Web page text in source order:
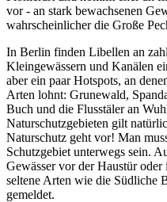
vor - an stark bewachsenen
wahrscheinlicher die Große
In Berlin finden Libellen an
Kleingewässern und Kanälen
aber ein paar Hotspots, an
Arten lohnt: Grunewald,
Buch und die Flusstäler an
Naturschutzgebieten gilt
Naturschutz geht vor! Man
Schutzgebiet unterwegs sein.
Gewässer vor der Haustür
seltene Arten wie die Südliche
gemeldet.